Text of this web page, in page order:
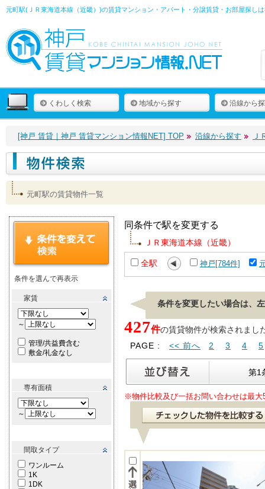
元町駅(ＪＲ東海道本線（近畿）)の賃貸マンション・アパート・分譲賃貸・お部屋探しは
くわしく検索 地域から探す 沿線から
[神戸 賃貸｜神戸 賃貸マンション情報NET] TOP 沿線から探す Ｊ
元町駅の賃貸物件一覧
条件を選んで再表示
家賃
～
管理/共益費含む
敷金/礼金なし
専有面積
～
間取タイプ
ワンルーム
1K
1DK
同条件で駅を変更する
ＪＲ東海道本線（近畿）
全駅 神戸[784件]
条件を変更したい場合は、
427件の賃貸物件が検索されまし
PAGE :
<< 前へ 2 3 4 5
第1
※物件比較及び一括お問い合わせは最大